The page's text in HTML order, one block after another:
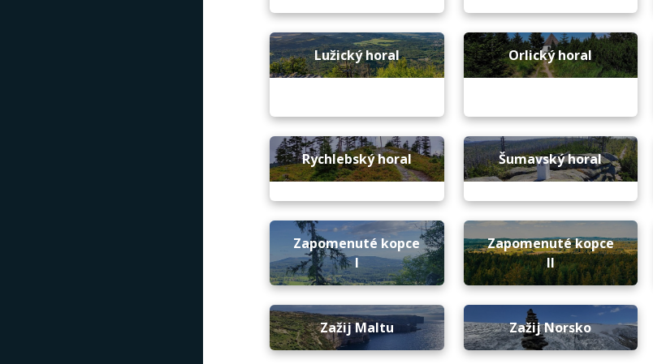
Lužický horal Orlický horal
Rychlebský horal Šumavský horal
Zapomenuté kopce
I
Zapomenuté kopce
II
Zažij Maltu Zažij Norsko